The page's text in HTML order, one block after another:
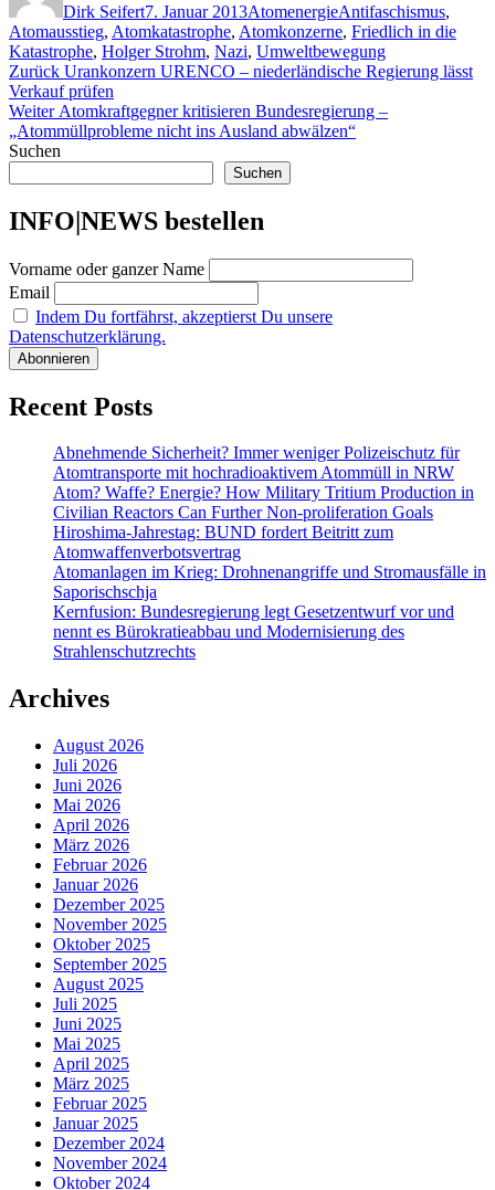
Dirk Seifert7. Januar 2013AtomenergieAntifaschismus,
Atomausstieg, Atomkatastrophe, Atomkonzerne, Friedlich in die
Katastrophe, Holger Strohm, Nazi, Umweltbewegung
Beitragsnavigation
Zurück Vorheriger
Beitrag:
Urankonzern URENCO – niederländische Regierung lässt
Verkauf prüfen
Weiter Nächster
Beitrag:
Atomkraftgegner kritisieren Bundesregierung –
„Atommüllprobleme nicht ins Ausland abwälzen“
Suchen
Suchen
INFO|NEWS bestellen
Vorname oder ganzer Name
Email
Indem Du fortfährst, akzeptierst Du unsere
Datenschutzerklärung.
Recent Posts
Abnehmende Sicherheit? Immer weniger Polizeischutz für
Atomtransporte mit hochradioaktivem Atommüll in NRW
Atom? Waffe? Energie? How Military Tritium Production in
Civilian Reactors Can Further Non-proliferation Goals
Hiroshima-Jahrestag: BUND fordert Beitritt zum
Atomwaffenverbotsvertrag
Atomanlagen im Krieg: Drohnenangriffe und Stromausfälle in
Saporischschja
Kernfusion: Bundesregierung legt Gesetzentwurf vor und
nennt es Bürokratieabbau und Modernisierung des
Strahlenschutzrechts
Archives
August 2026
Juli 2026
Juni 2026
Mai 2026
April 2026
März 2026
Februar 2026
Januar 2026
Dezember 2025
November 2025
Oktober 2025
September 2025
August 2025
Juli 2025
Juni 2025
Mai 2025
April 2025
März 2025
Februar 2025
Januar 2025
Dezember 2024
November 2024
Oktober 2024